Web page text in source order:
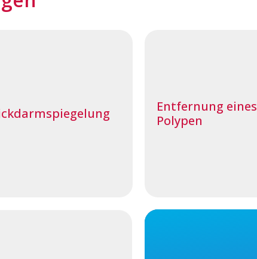
Entfernung eines
Polypen